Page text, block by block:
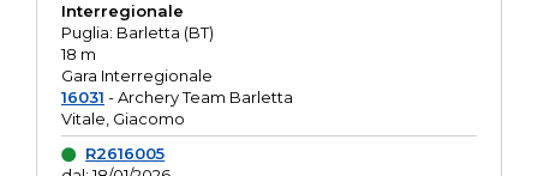
Interregionale
Puglia: Barletta (BT)
18 m
Gara Interregionale
16031 - Archery Team Barletta
Vitale, Giacomo
R2616005